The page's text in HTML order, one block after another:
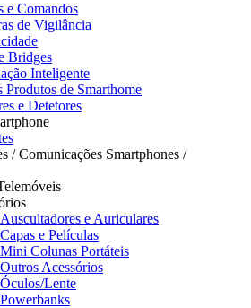
e Comandos
de Vigilância
Bridges
Inteligente
Produtos de Smarthome
e Detetores
Smartphones /
Auscultadores e Auriculares
Capas e Películas
Mini Colunas Portáteis
Outros Acessórios
Óculos/Lente
Powerbanks